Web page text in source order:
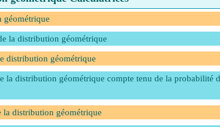
géométrique
la distribution géométrique
distribution géométrique
la distribution géométrique compte tenu de la probabilité
la distribution géométrique